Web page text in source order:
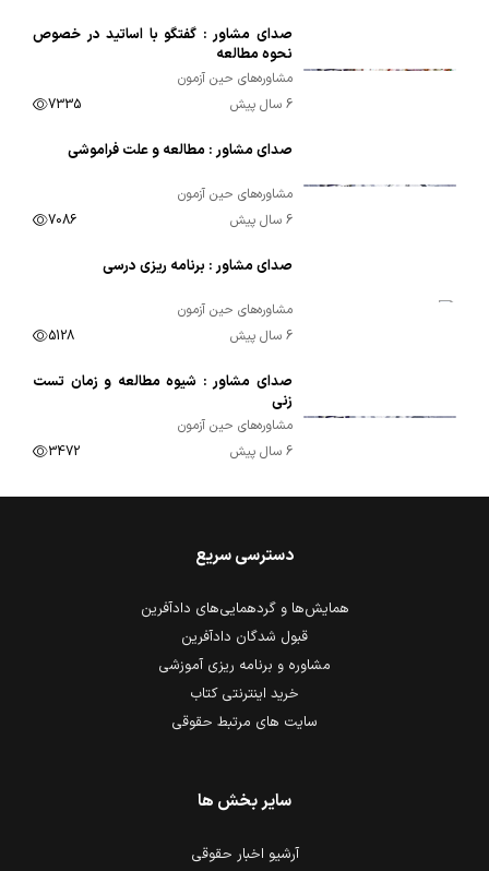
صدای مشاور : گفتگو با اساتید در خصوص
نحوه مطالعه
مشاوره‌های حین آزمون
6 سال پیش
7335
صدای مشاور : مطالعه و علت فراموشی
مشاوره‌های حین آزمون
6 سال پیش
7086
صدای مشاور : برنامه ریزی درسی
مشاوره‌های حین آزمون
6 سال پیش
5128
صدای مشاور : شیوه مطالعه و زمان تست
زنی
مشاوره‌های حین آزمون
6 سال پیش
3472
دسترسی سریع
همایش‌ها و گردهمایی‌های دادآفرین
قبول شدگان دادآفرین
مشاوره و برنامه ریزی آموزشی
خرید اینترنتی کتاب
سایت های مرتبط حقوقی
سایر بخش ها
آرشیو اخبار حقوقی